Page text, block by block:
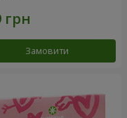
Замовити